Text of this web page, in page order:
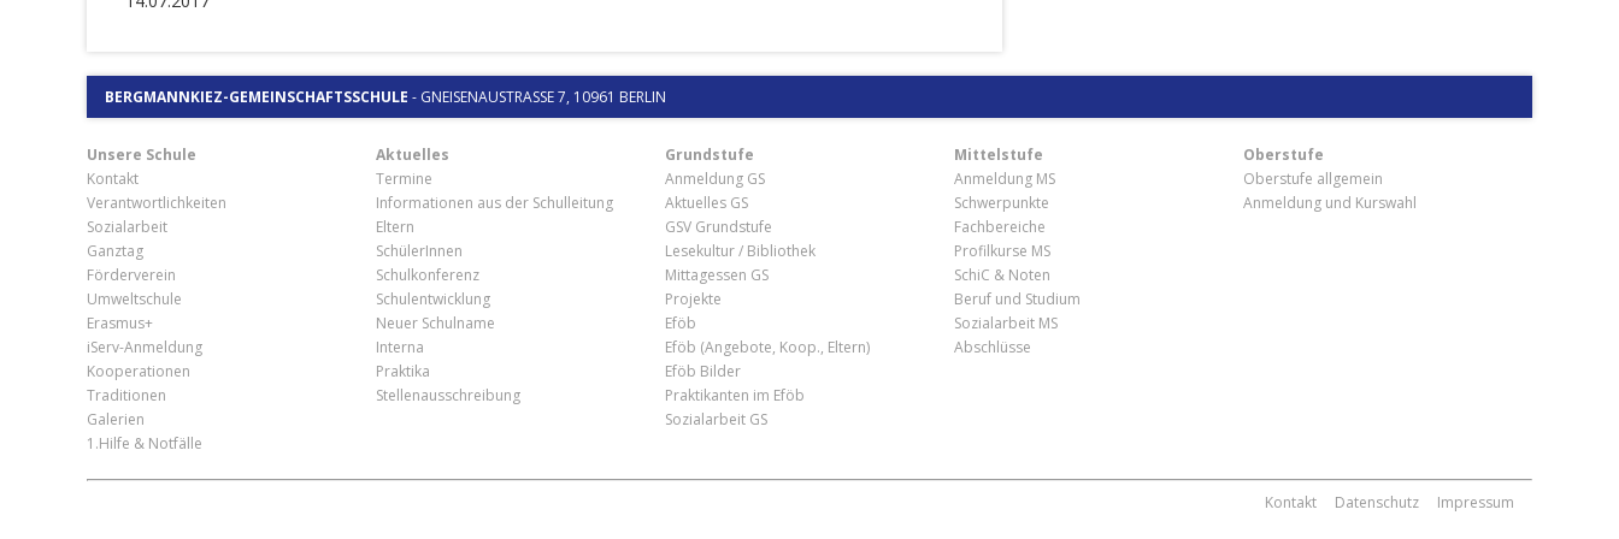
BERGMANNKIEZ-GEMEINSCHAFTSSCHULE - GNEISENAUSTRASSE 7, 10961 BERLIN
Unsere Schule
Kontakt
Verantwortlichkeiten
Sozialarbeit
Ganztag
Förderverein
Umweltschule
Erasmus+
iServ-Anmeldung
Kooperationen
Traditionen
Galerien
1.Hilfe & Notfälle
Aktuelles
Termine
Informationen aus der Schulleitung
Eltern
SchülerInnen
Schulkonferenz
Schulentwicklung
Neuer Schulname
Interna
Praktika
Stellenausschreibung
Grundstufe
Anmeldung GS
Aktuelles GS
GSV Grundstufe
Lesekultur / Bibliothek
Mittagessen GS
Projekte
Eföb
Eföb (Angebote, Koop., Eltern)
Eföb Bilder
Praktikanten im Eföb
Sozialarbeit GS
Mittelstufe
Anmeldung MS
Schwerpunkte
Fachbereiche
Profilkurse MS
SchiC & Noten
Beruf und Studium
Sozialarbeit MS
Abschlüsse
Oberstufe
Oberstufe allgemein
Anmeldung und Kurswahl
Kontakt Datenschutz Impressum